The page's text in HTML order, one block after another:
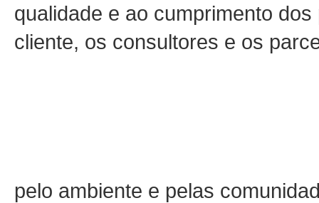
qualidade e ao cumprimento
cliente, os consultores e os
pelo ambiente e pelas